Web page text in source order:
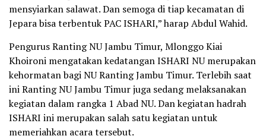
mensyiarkan salawat. Dan semoga di tiap kecamatan di
Jepara bisa terbentuk PAC ISHARI,” harap Abdul Wahid.
Pengurus Ranting NU Jambu Timur, Mlonggo Kiai
Khoironi mengatakan kedatangan ISHARI NU merupakan
kehormatan bagi NU Ranting Jambu Timur. Terlebih saat
ini Ranting NU Jambu Timur juga sedang melaksanakan
kegiatan dalam rangka 1 Abad NU. Dan kegiatan hadrah
ISHARI ini merupakan salah satu kegiatan untuk
memeriahkan acara tersebut.